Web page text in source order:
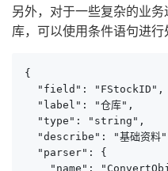
另外，对于一些复杂的业
库，可以使用条件语句进行
{
  "field": "FStockID",
  "label": "仓库",
  "type": "string",
"describe": "基础资料
  "parser": {
"name":